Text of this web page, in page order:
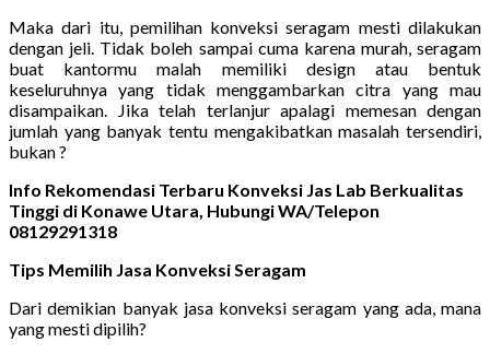
Maka dari itu, pemilihan konveksi seragam mesti dilakukan
dengan jeli. Tidak boleh sampai cuma karena murah, seragam
buat kantormu malah memiliki design atau bentuk
keseluruhnya yang tidak menggambarkan citra yang mau
disampaikan. Jika telah terlanjur apalagi memesan dengan
jumlah yang banyak tentu mengakibatkan masalah tersendiri,
bukan ?
Info Rekomendasi Terbaru Konveksi Jas Lab Berkualitas
Tinggi di Konawe Utara, Hubungi WA/Telepon
08129291318
Tips Memilih Jasa Konveksi Seragam
Dari demikian banyak jasa konveksi seragam yang ada, mana
yang mesti dipilih?